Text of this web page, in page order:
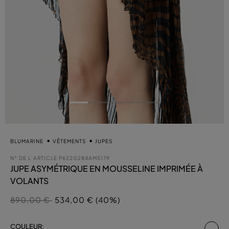
BLUMARINE VÊTEMENTS JUPES
N° DE L’ARTICLE P622G284AM5179
JUPE ASYMÉTRIQUE EN MOUSSELINE IMPRIMÉE À
VOLANTS
Prix réduit de
890,00 €à534,00 € (40%)
COULEUR: